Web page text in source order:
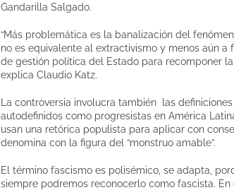
Gandarilla Salgado.
“Más problemática es la banalización del
no es equivalente al extractivismo y menos aún
de gestión política del Estado para recomponer
explica Claudio Katz.
La controversia involucra también las
autodefinidos como progresistas en América
usan una retórica populista para aplicar con
denomina con la figura del “monstruo amable”.
El término fascismo es polisémico, se adapta,
siempre podremos reconocerlo como fascista.